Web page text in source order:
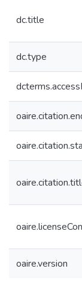
dc.title
dc.type
oaire.version